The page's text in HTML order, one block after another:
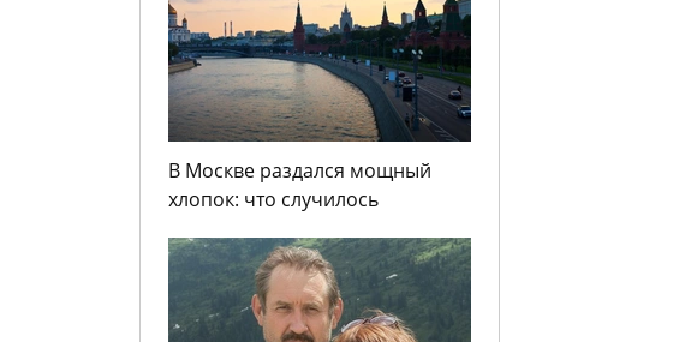
В Москве раздался мощный
хлопок: что случилось